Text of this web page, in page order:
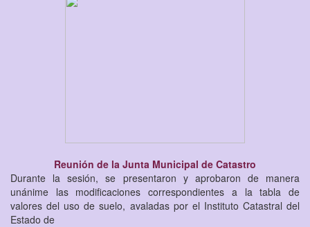
Reunión de la Junta Municipal de Catastro
Durante la sesión, se presentaron y aprobaron de manera
unánime las modificaciones correspondientes a la tabla de
valores del uso de suelo, avaladas por el Instituto Catastral del
Estado de